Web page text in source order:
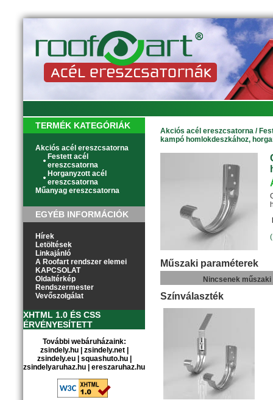
TERMÉK KATEGÓRIÁK
Akciós acél ereszcsatorna
Festett acél
ereszcsatorna
Horganyzott acél
ereszcsatorna
Műanyag ereszcsatorna
EGYÉB INFORMÁCIÓK
Hírek
Letöltések
Linkajánló
A Roofart rendszer elemei
KAPCSOLAT
Oldaltérkép
Rendszermester
Vevőszolgálat
XHTML 1.0 ÉS CSS
ÉRVÉNYESÍTETT
További webáruházaink:
zsindely.hu| zsindely.net|
zsindely.eu| squashuto.hu|
zsindelyaruhaz.hu
ereszaruhaz.hu
Akciós acél ereszcsatorna /
kampó homlokdeszkához,
Műszaki paraméterek
Nincsenek
Színválaszték